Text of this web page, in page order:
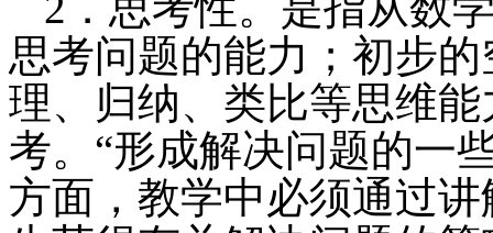
思考问题的能力；初步
理、归纳、类比等思维
考。“形成解决问题的一
方面，教学中必须通过